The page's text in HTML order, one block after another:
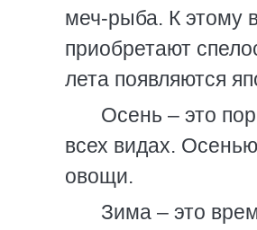
меч-рыба. К этому
приобретают
лета появляются
Осень – это
всех видах.
овощи.
Зима – это